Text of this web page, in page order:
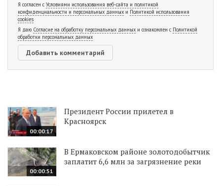
Я согласен с Условиями использования веб-сайта и политикой
конфиденциальности и персональных данных и Политикой использования
cookies
Я даю Согласие на обработку персональных данных и ознакомлен с Политикой
обработки персональных данных
00:00:17
Президент России прилетел в
Красноярск
00:00:51
В Ермаковском районе золотодобытчик
заплатит 6,6 млн за загрязнение реки